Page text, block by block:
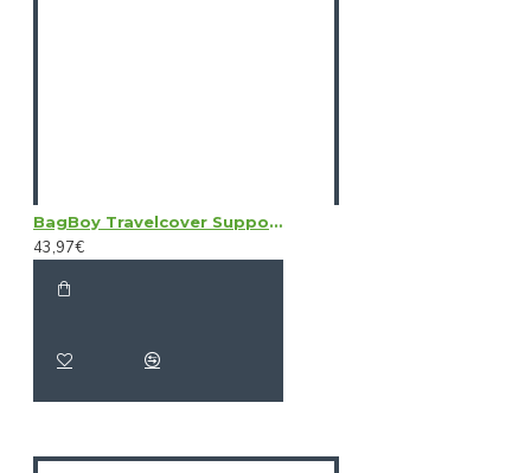
BagBoy Travelcover Support System
43,97€